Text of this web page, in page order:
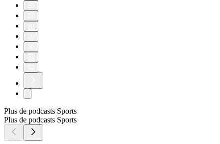
Plus de podcasts Sports
Plus de podcasts Sports